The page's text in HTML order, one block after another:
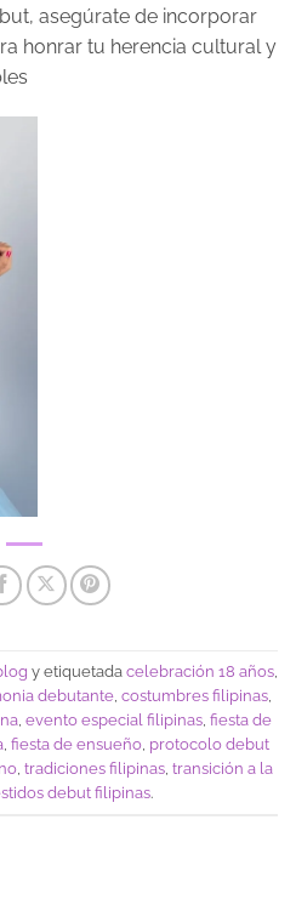
asegúrate de incorporar
honrar tu herencia cultural y
y etiquetada celebración 18 años,
debutante costumbres filipinas
, evento especial filipinas, fiesta de
fiesta de ensueño protocolo debut
tradiciones filipinas transición a la
debut filipinas.